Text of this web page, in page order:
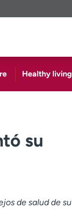
Healthy living
su
de salud de su